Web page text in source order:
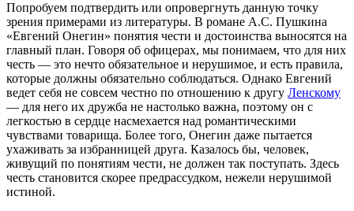
Попробуем подтвердить или опровергнуть данную точку
зрения примерами из литературы. В романе А.С. Пушкина
«Евгений Онегин» понятия чести и достоинства выносятся на
главный план. Говоря об офицерах, мы понимаем, что для них
честь — это нечто обязательное и нерушимое, и есть правила,
которые должны обязательно соблюдаться. Однако Евгений
ведет себя не совсем честно по отношению к другу Ленскому
— для него их дружба не настолько важна, поэтому он с
легкостью в сердце насмехается над романтическими
чувствами товарища. Более того, Онегин даже пытается
ухаживать за избранницей друга. Казалось бы, человек,
живущий по понятиям чести, не должен так поступать. Здесь
честь становится скорее предрассудком, нежели нерушимой
истиной.